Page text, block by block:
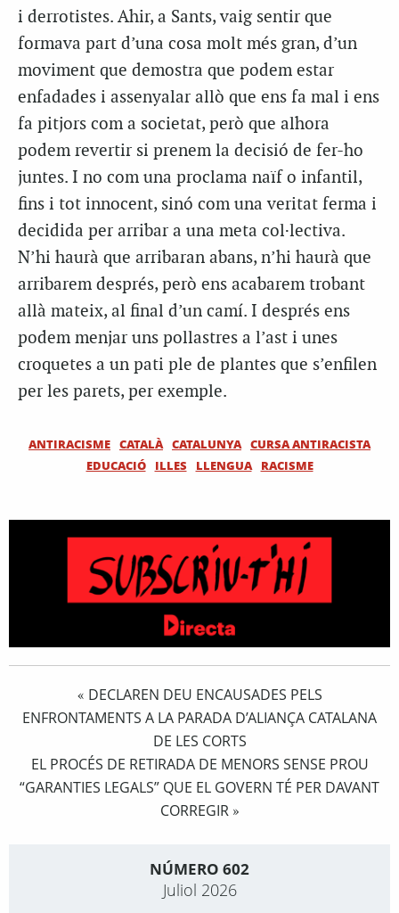
i derrotistes. Ahir, a Sants, vaig sentir que
formava part d’una cosa molt més gran, d’un
moviment que demostra que podem estar
enfadades i assenyalar allò que ens fa mal i ens
fa pitjors com a societat, però que alhora
podem revertir si prenem la decisió de fer-ho
juntes. I no com una proclama naïf o infantil,
fins i tot innocent, sinó com una veritat ferma i
decidida per arribar a una meta col·lectiva.
N’hi haurà que arribaran abans, n’hi haurà que
arribarem després, però ens acabarem trobant
allà mateix, al final d’un camí. I després ens
podem menjar uns pollastres a l’ast i unes
croquetes a un pati ple de plantes que s’enfilen
per les parets, per exemple.
ANTIRACISME CATALÀ CATALUNYA CURSA ANTIRACISTA
EDUCACIÓ
ILLES LLENGUA RACISME
« DECLAREN DEU ENCAUSADES PELS
ENFRONTAMENTS A LA PARADA D’ALIANÇA CATALANA
DE LES CORTS
EL PROCÉS DE RETIRADA DE MENORS SENSE PROU
“GARANTIES LEGALS” QUE EL GOVERN TÉ PER DAVANT
CORREGIR»
NÚMERO 602
Juliol 2026